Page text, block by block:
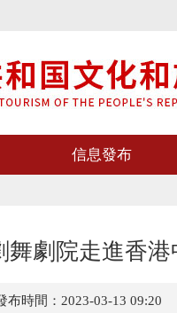
信息發布
舞劇院走進香
布時間：2023-03-13 09:20